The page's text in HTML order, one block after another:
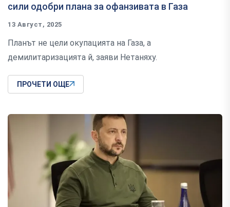
сили одобри плана за офанзивата в Газа
13 Август, 2025
Планът не цели окупацията на Газа, а
демилитаризацията й, заяви Нетаняху.
ПРОЧЕТИ ОЩЕ